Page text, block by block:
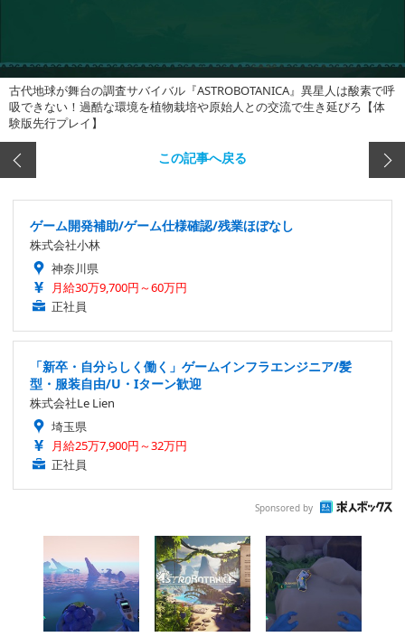
古代地球が舞台の調査サバイバル『ASTROBOTANICA』異星人は酸素で呼
吸できない！過酷な環境を植物栽培や原始人との交流で生き延びろ【体
験版先行プレイ】
この記事へ戻る
ゲーム開発補助/ゲーム仕様確認/残業ほぼなし
株式会社小林
神奈川県
月給30万9,700円～60万円
正社員
「新卒・自分らしく働く」ゲームインフラエンジニア/髪
型・服装自由/U・Iターン歓迎
株式会社Le Lien
埼玉県
月給25万7,900円～32万円
正社員
Sponsored by